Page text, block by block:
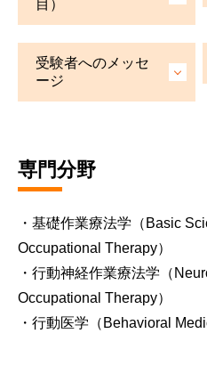
目）
受験者へのメッセ
ージ
専門分野
・基礎作業療法学（Basic
Occupational Therapy）
・行動神経作業療法学（
Occupational Therapy）
・行動医学（Behavioral